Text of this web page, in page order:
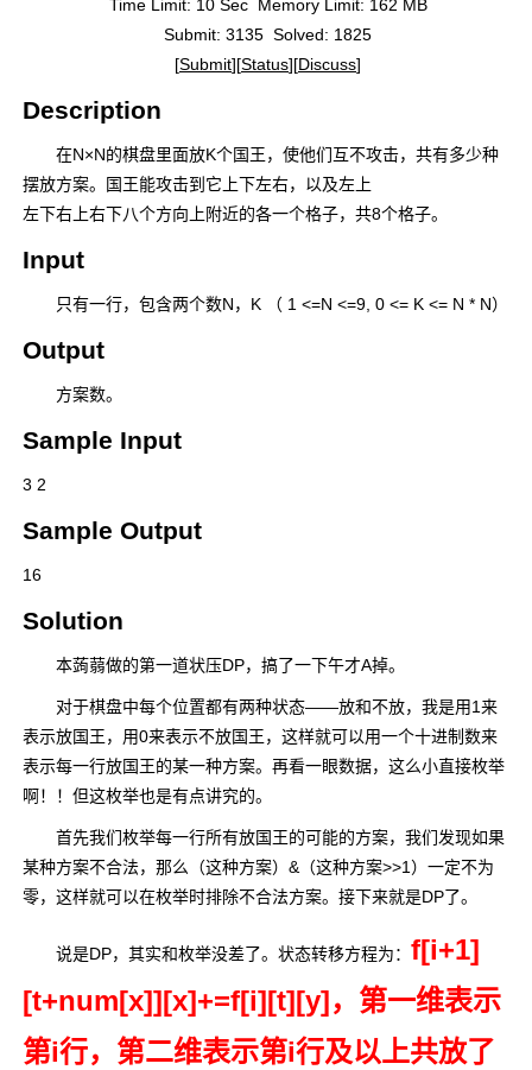
Time Limit: 10 Sec Memory Limit: 162 MB
Submit: 3135 Solved: 1825
[Submit][Status][Discuss]
Description
在N×N的棋盘里面放K个国王，使他们互不攻击，共有多少种
摆放方案。国王能攻击到它上下左右，以及左上
左下右上右下八个方向上附近的各一个格子，共8个格子。
Input
只有一行，包含两个数N，K （ 1 <=N <=9, 0 <= K <= N * N）
Output
方案数。
Sample Input
3 2
Sample Output
16
Solution
本蒟蒻做的第一道状压DP，搞了一下午才A掉。
对于棋盘中每个位置都有两种状态——放和不放，我是用1来
表示放国王，用0来表示不放国王，这样就可以用一个十进制数来
表示每一行放国王的某一种方案。再看一眼数据，这么小直接枚举
啊！！但这枚举也是有点讲究的。
首先我们枚举每一行所有放国王的可能的方案，我们发现如果
某种方案不合法，那么（这种方案）&（这种方案>>1）一定不为
零，这样就可以在枚举时排除不合法方案。接下来就是DP了。
说是DP，其实和枚举没差了。状态转移方程为： f[i+1]
[t+num[x]][x]+=f[i][t][y]，第一维表示
第i行，第二维表示第i行及以上共放了